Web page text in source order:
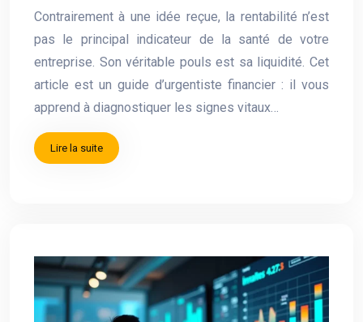
Contrairement à une idée reçue, la rentabilité n’est
pas le principal indicateur de la santé de votre
entreprise. Son véritable pouls est sa liquidité. Cet
article est un guide d’urgentiste financier : il vous
apprend à diagnostiquer les signes vitaux…
Lire la suite